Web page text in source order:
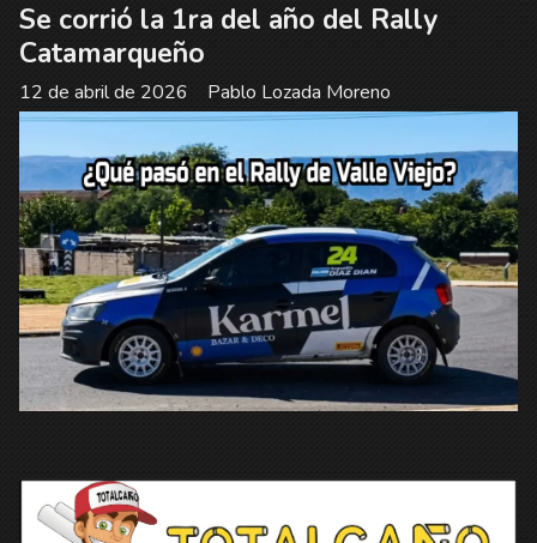
Se corrió la 1ra del año del Rally
Catamarqueño
Pablo Lozada Moreno
12 de abril de 2026